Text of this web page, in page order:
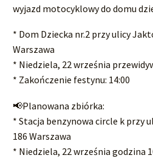
wyjazd motocyklowy do domu
* Dom Dziecka nr.2 przy ulicy
Warszawa
* Niedziela, 22 września
* Zakończenie festynu: 14:00
📢Planowana zbiórka:
* Stacja benzynowa circle k przy
186 Warszawa
* Niedziela, 22 września godzina